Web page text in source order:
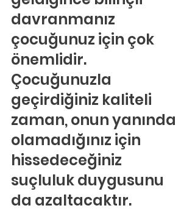
davranmanız
çocuğunuz için çok
önemlidir.
Çocuğunuzla
geçirdiğiniz kaliteli
zaman, onun yanında
olamadığınız için
hissedeceğiniz
suçluluk duygusunu
da azaltacaktır.